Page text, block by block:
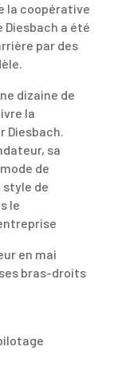
la coopérative
Diesbach a été
par des
dizaine de
la
Diesbach.
sa
de
style de
le
en mai
bras-droits